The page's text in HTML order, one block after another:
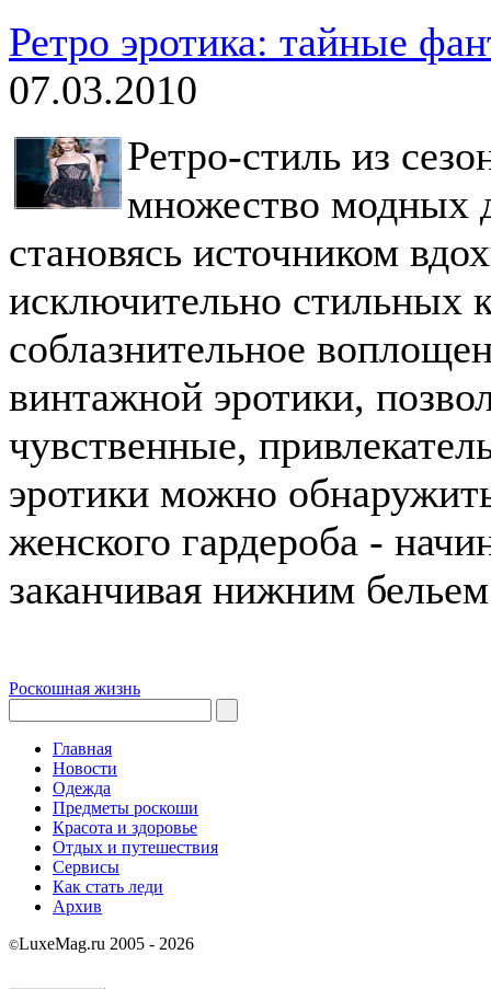
Ретро эротика: тайные
07.03.2010
Ретро-стиль из
множество модных
становясь источником
исключительно стильных
соблазнительное
винтажной эротики,
чувственные,
эротики можно
женского гардероба -
заканчивая нижним
Роскошная жизнь
Главная
Новости
Одежда
Предметы роскоши
Красота и здоровье
Отдых и путешествия
Сервисы
Как стать леди
Архив
©LuxeMag.ru 2005 - 2026